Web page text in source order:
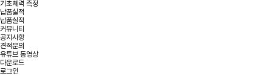
기초체력 측정
납품실적
납품실적
커뮤니티
공지사항
견적문의
유튜브 동영상
다운로드
로그인